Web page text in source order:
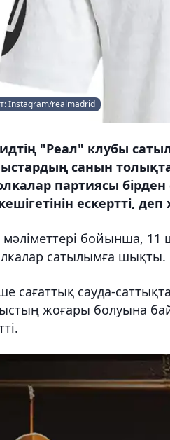
Instagram/realmadrid
"Реал" клубы
санын
партиясы
ескертті,
мәліметтері бойынша,
сатылымға шықты.
сағаттық сауда-
жоғары болуына